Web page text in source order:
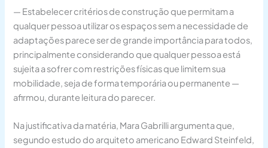
— Estabelecer critérios de construção que permitam a
qualquer pessoa utilizar os espaços sem a necessidade de
adaptações parece ser de grande importância para todos,
principalmente considerando que qualquer pessoa está
sujeita a sofrer com restrições físicas que limitem sua
mobilidade, seja de forma temporária ou permanente —
afirmou, durante leitura do parecer.
Na justificativa da matéria, Mara Gabrilli argumenta que,
segundo estudo do arquiteto americano Edward Steinfeld,